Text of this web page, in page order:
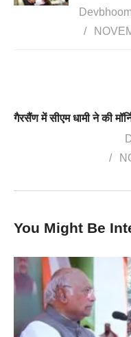
You Might Be